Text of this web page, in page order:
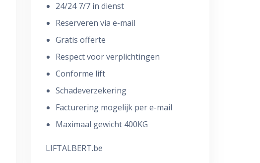
24/24 7/7 in dienst
Reserveren via e-mail
Gratis offerte
Respect voor verplichtingen
Conforme lift
Schadeverzekering
Facturering mogelijk per e-mail
Maximaal gewicht 400KG
LIFTALBERT.be